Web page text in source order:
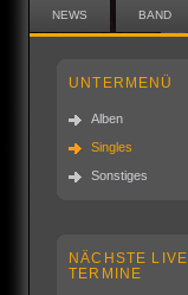
NEWS BAND
UNTERMENÜ
Alben
Singles
Sonstiges
NÄCHSTE LIVE
TERMINE